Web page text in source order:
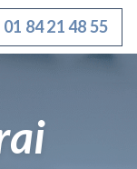
01 84 21 48 55